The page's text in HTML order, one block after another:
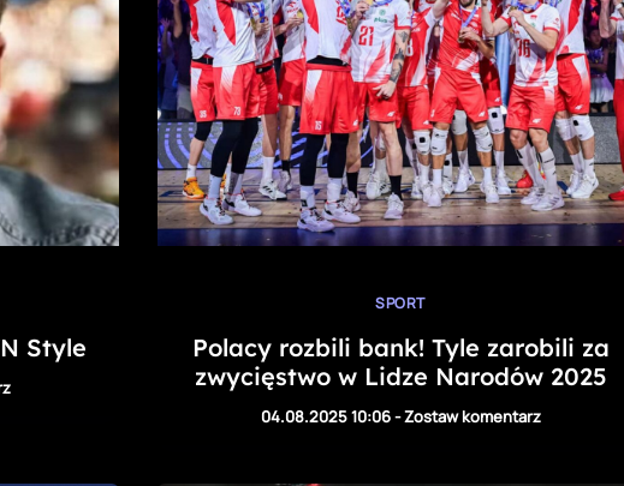
Style
SPORT
Polacy rozbili bank! Tyle zarobili za
zwycięstwo w Lidze Narodów 2025
04.08.2025 10:06-Zostaw komentarz